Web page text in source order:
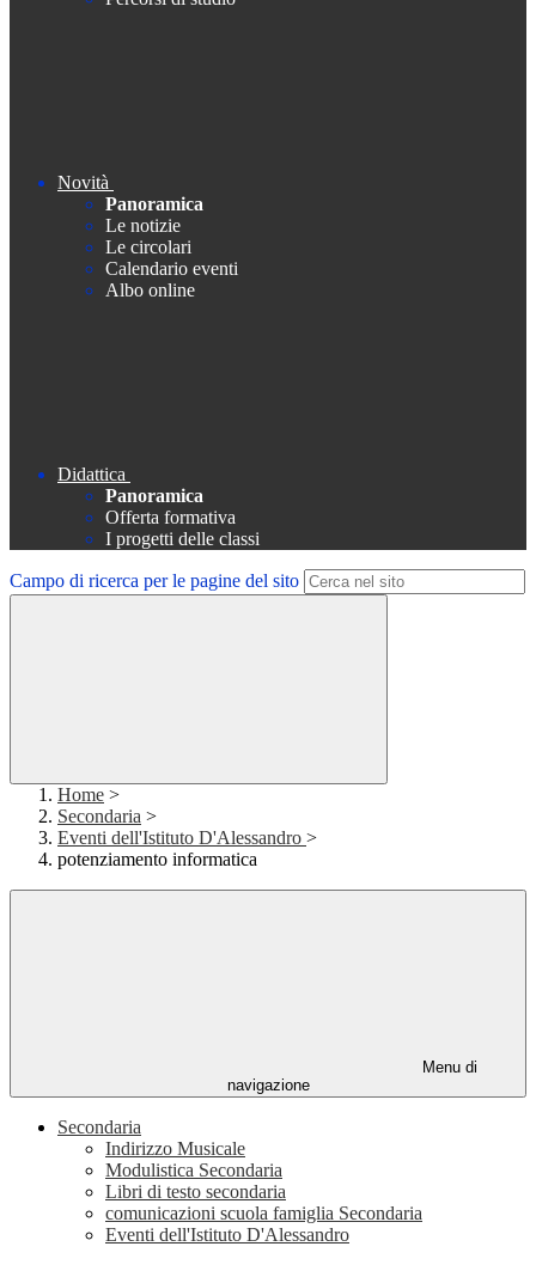
Novità
Panoramica
Le notizie
Le circolari
Calendario eventi
Albo online
Didattica
Panoramica
Offerta formativa
I progetti delle classi
Campo di ricerca per le pagine del sito
Home >
Secondaria >
Eventi dell'Istituto D'Alessandro >
potenziamento informatica
Menu di
navigazione
Secondaria
Indirizzo Musicale
Modulistica Secondaria
Libri di testo secondaria
comunicazioni scuola famiglia Secondaria
Eventi dell'Istituto D'Alessandro